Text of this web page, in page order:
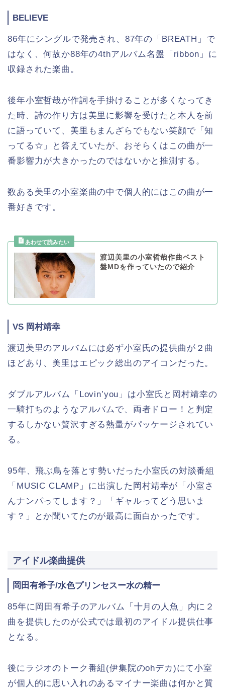
BELIEVE
86年にシングルで発売され、87年の「BREATH」で
はなく、何故か88年の4thアルバム名盤「ribbon」に
収録された楽曲。
後年小室哲哉が作詞を手掛けることが多くなってき
た時、詩の作り方は美里に影響を受けたと本人を前
に語っていて、美里もまんざらでもない笑顔で「知
ってる☆」と答えていたが、おそらくはこの曲が一
番影響力が大きかったのではないかと推測する。
数ある美里の小室楽曲の中で個人的にはこの曲が一
番好きです。
渡辺美里の小室哲哉作曲ベスト
盤MDを作っていたので紹介
VS 岡村靖幸
渡辺美里のアルバムには必ず小室氏の提供曲が２曲
ほどあり、美里はエピック総出のアイコンだった。
ダブルアルバム「Lovin’you」は小室氏と岡村靖幸の
一騎打ちのようなアルバムで、両者ドロー！と判定
するしかない贅沢すぎる熱量がパッケージされてい
る。
95年、飛ぶ鳥を落とす勢いだった小室氏の対談番組
「MUSIC CLAMP」に出演した岡村靖幸が「小室さ
んナンパってします？」「ギャルってどう思いま
す？」とか聞いてたのが最高に面白かったです。
アイドル楽曲提供
岡田有希子/水色プリンセスー水の精ー
85年に岡田有希子のアルバム「十月の人魚」内に２
曲を提供したのが公式では最初のアイドル提供仕事
となる。
後にラジオのトーク番組(伊集院のohデカ)にて小室
が個人的に思い入れのあるマイナー楽曲は何かと質